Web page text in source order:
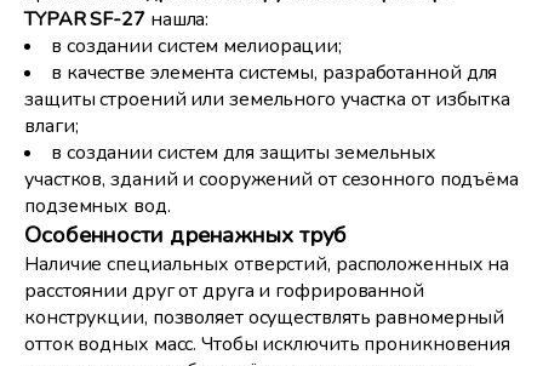
TYPAR SF-27нашла:
в создании систем мелиорации;
в качестве элемента системы, разработанной для
защиты строений или земельного участка от избытка
влаги;
в создании систем для защиты земельных
участков, зданий и сооружений от сезонного подъёма
подземных вод.
Особенности дренажных труб
Наличие специальных отверстий, расположенных на
расстоянии друг от друга и гофрированной
конструкции, позволяет осуществлять равномерный
отток водных масс. Чтобы исключить проникновения